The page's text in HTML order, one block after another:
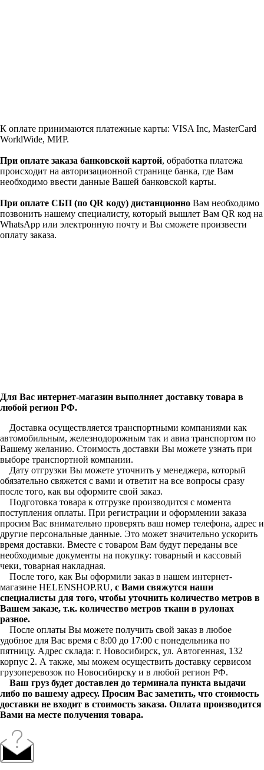
К оплате принимаются платежные карты: VISA Inc, MasterCard
WorldWide, МИР.
При оплате заказа банковской картой, обработка платежа
происходит на авторизационной странице банка, где Вам
необходимо ввести данные Вашей банковской карты.
При оплате СБП (по QR коду) дистанционно Вам необходимо
позвонить нашему специалисту, который вышлет Вам QR код на
WhatsApp или электронную почту и Вы сможете произвести
оплату заказа.
Для Вас интернет-магазин выполняет доставку товара в
любой регион РФ.
Доставка осуществляется транспортными компаниями как
автомобильным, железнодорожным так и авиа транспортом по
Вашему желанию. Стоимость доставки Вы можете узнать при
выборе транспортной компании.
Дату отгрузки Вы можете уточнить у менеджера, который
обязательно свяжется с вами и ответит на все вопросы сразу
после того, как вы оформите свой заказ.
Подготовка товара к отгрузке производится с момента
поступления оплаты. При регистрации и оформлении заказа
просим Вас внимательно проверять ваш номер телефона, адрес и
другие персональные данные. Это может значительно ускорить
время доставки. Вместе с товаром Вам будут переданы все
необходимые документы на покупку: товарный и кассовый
чеки, товарная накладная.
После того, как Вы оформили заказ в нашем интернет-
магазине HELENSHOP.RU, с Вами свяжутся наши
специалисты для того, чтобы уточнить количество метров в
Вашем заказе, т.к. количество метров ткани в рулонах
разное.
После оплаты Вы можете получить свой заказ в любое
удобное для Вас время с 8:00 до 17:00 с понедельника по
пятницу. Адрес склада: г. Новосибирск, ул. Автогенная, 132
корпус 2. А также, мы можем осуществить доставку сервисом
грузоперевозок по Новосибирску и в любой регион РФ.
Ваш груз будет доставлен до терминала пункта выдачи
либо по вашему адресу. Просим Вас заметить, что стоимость
доставки не входит в стоимость заказа. Оплата производится
Вами на месте получения товара.